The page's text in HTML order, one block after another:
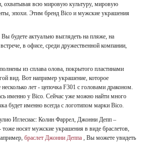
охватывая всю мировую культуру, мировую
эпохи. Этим бренд Bico и мужские украшения
будете актуально выглядеть на пляже, на
в офисе, среди дружественной компании,
из сплава олова, покрытого пластинами
вид. Вот например украшение, которое
лет - цепочка F301 с головами драконом.
именно у Bico. Сейчас уже можно найти много
будет именно всегда с логотипом марки Bico.
Иглесиас: Колин Фаррел, Джонни Депп –
тоже носят мужские украшения в виде браслетов,
браслет Джонни Деппа , Вы можете увидеть